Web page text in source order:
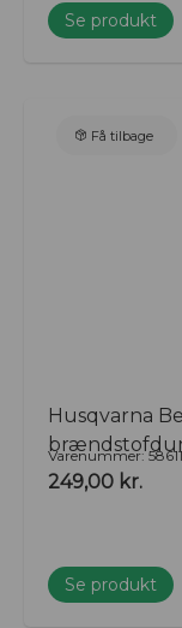
Se produkt
Få tilbage
Husqvarna
Varenummer:
249,00 kr.
Se produkt